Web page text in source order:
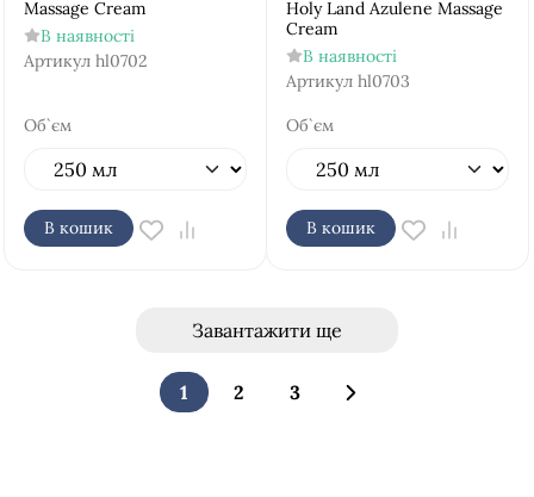
Massage Cream
В наявності
Артикул hl0702
Об`єм
В кошик
Holy Land Azulene Massage
Cream
В наявності
Артикул hl0703
Об`єм
В кошик
Завантажити ще
1 2 3